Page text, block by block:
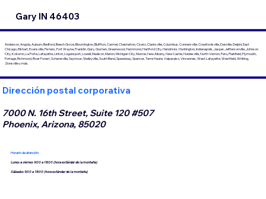
Gary IN 46403
Anderson, Angola, Auburn, Bedford, Beech Grove, Bloomington, Bluffton, Carmel, Chesterton, Cicero, Clarksville, Columbus, Connersville, Crawfordsville, Danville, Delphi, East
Chicago, Elkhart, Evansville, Fishers, Fort Wayne, Franklin, Gary, Goshen, Greenwood, Hammond, Hartford City, Hendricks, Huntington, Indianapolis, Jasper, Jeffersonville, Johnson
City, Kokomo, La Porte, Lafayette, Linton, Logansport, Lowell, Madison, Marion, Michigan City, Muncie, New Albany, New Castle, Noblesville, North Vernon, Peru, Plainfield, Plymouth,
Portage, Richmond, River Forest, Schererville, Seymour, Shelbyville, South Bend, Speedway, Spencer, Terre Haute, Valparaiso, Vincennes, West Lafayette, Westfield, Whiting,
Zionsville y más.
Dirección postal corporativa
7000 N. 16th Street, Suite 120 #507
Phoenix, Arizona, 85020
Horario de atención
Lunes a viernes 9:00 a 18:00 (hora estándar de la montaña)
Sábados 9:00 a 18:00 (hora estándar de la montaña)